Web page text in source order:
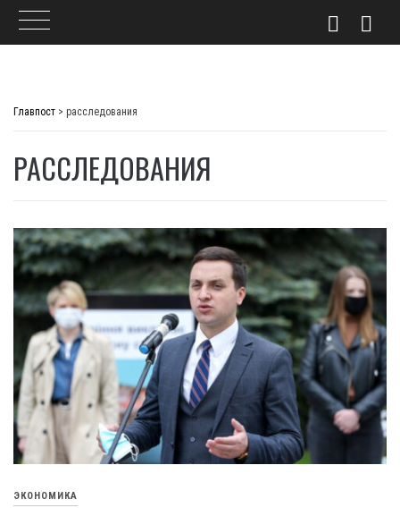
Главпост > расследования
РАССЛЕДОВАНИЯ
ЭКОНОМИКА